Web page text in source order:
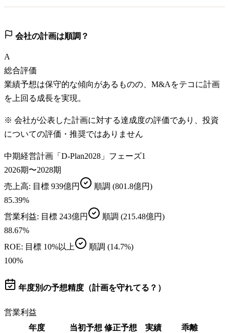
会社の計画は順調？
A
総合評価
業績予想は保守的な傾向があるものの、M&Aをテコに計画
を上回る成長を実現。
※ 会社が公表した計画に対する達成度の評価であり、投資
についての評価・推奨ではありません
中期経営計画「D-Plan2028」フェーズ1
2026期〜2028期
売上高: 目標 939億円 順調 (801.8億円)
85.39%
営業利益: 目標 243億円 順調 (215.48億円)
88.67%
ROE: 目標 10%以上 順調 (14.7%)
100%
年度別の予想精度（計画を守れてる？）
営業利益
年度
当初予想 修正予想 実績 乖離